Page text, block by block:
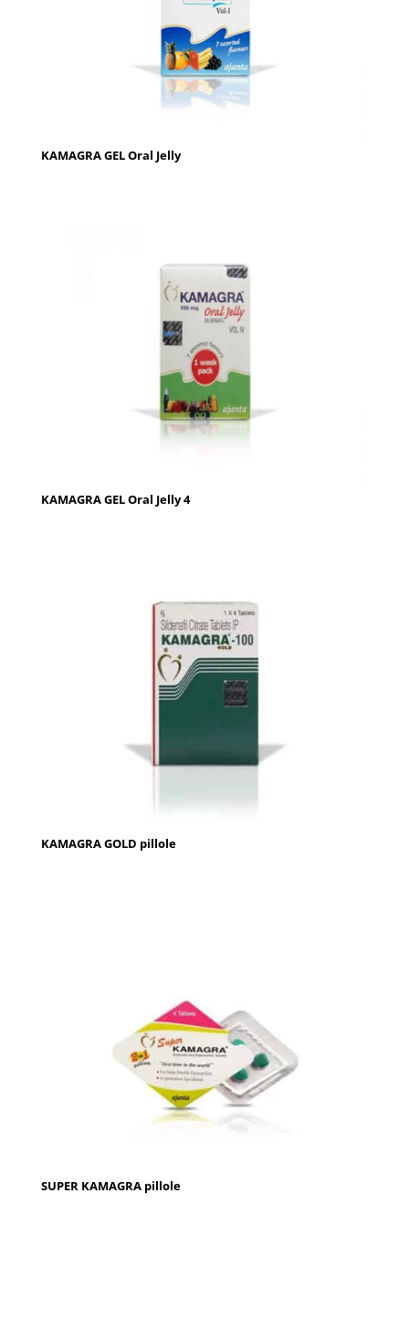
KAMAGRA GEL Oral Jelly
KAMAGRA GEL Oral Jelly 4
KAMAGRA GOLD pillole
SUPER KAMAGRA pillole